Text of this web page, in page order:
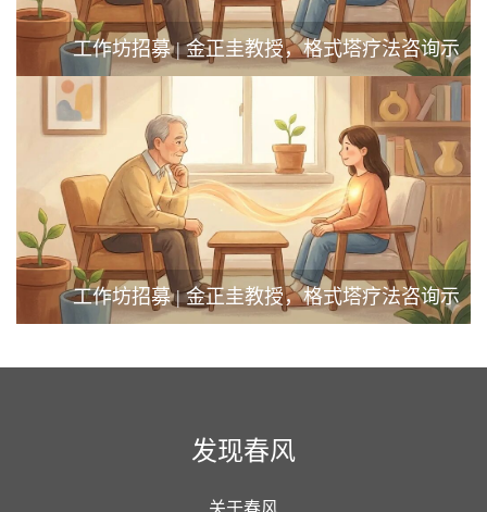
工作坊招募 | 金正圭教授，格式塔疗法咨询示
范与督导工作坊
工作坊招募 | 金正圭教授，格式塔疗法咨询示
发现春风